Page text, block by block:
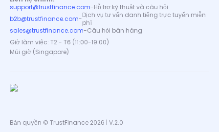
support@trustfinance.com-Hỗ trợ kỹ thuật và câu hỏi
b2b@trustfinance.com-Dịch vụ tư vấn danh tiếng trực tuyến miễn
phí
sales@trustfinance.com-Câu hỏi bán hàng
Giờ làm việc: T2 - T6 (11:00-19:00)
Múi giờ (Singapore)
Bản quyền © TrustFinance 2026 | V.2.0